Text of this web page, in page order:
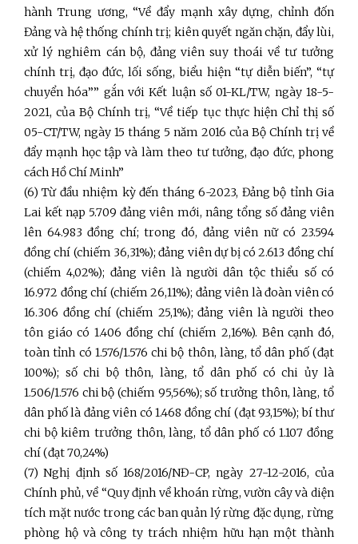
hành Trung ương, “Về đẩy mạnh xây dựng, chỉnh đốn
Đảng và hệ thống chính trị; kiên quyết ngăn chặn, đẩy lùi,
xử lý nghiêm cán bộ, đảng viên suy thoái về tư tưởng
chính trị, đạo đức, lối sống, biểu hiện “tự diễn biến”, “tự
chuyển hóa”” gắn với Kết luận số 01-KL/TW, ngày 18-5-
2021, của Bộ Chính trị, “Về tiếp tục thực hiện Chỉ thị số
05-CT/TW, ngày 15 tháng 5 năm 2016 của Bộ Chính trị về
đẩy mạnh học tập và làm theo tư tưởng, đạo đức, phong
cách Hồ Chí Minh”
(6) Từ đầu nhiệm kỳ đến tháng 6-2023, Đảng bộ tỉnh Gia
Lai kết nạp 5.709 đảng viên mới, nâng tổng số đảng viên
lên 64.983 đồng chí; trong đó, đảng viên nữ có 23.594
đồng chí (chiếm 36,31%); đảng viên dự bị có 2.613 đồng chí
(chiếm 4,02%); đảng viên là người dân tộc thiểu số có
16.972 đồng chí (chiếm 26,11%); đảng viên là đoàn viên có
16.306 đồng chí (chiếm 25,1%); đảng viên là người theo
tôn giáo có 1.406 đồng chí (chiếm 2,16%). Bên cạnh đó,
toàn tỉnh có 1.576/1.576 chi bộ thôn, làng, tổ dân phố (đạt
100%); số chi bộ thôn, làng, tổ dân phố có chi ủy là
1.506/1.576 chi bộ (chiếm 95,56%); số trưởng thôn, làng, tổ
dân phố là đảng viên có 1.468 đồng chí (đạt 93,15%); bí thư
chi bộ kiêm trưởng thôn, làng, tổ dân phố có 1.107 đồng
chí (đạt 70,24%)
(7) Nghị định số 168/2016/NĐ-CP, ngày 27-12-2016, của
Chính phủ, về “Quy định về khoán rừng, vườn cây và diện
tích mặt nước trong các ban quản lý rừng đặc dụng, rừng
phòng hộ và công ty trách nhiệm hữu hạn một thành